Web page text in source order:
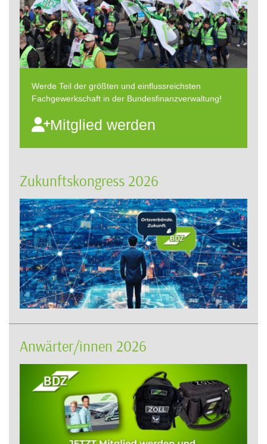
Werde Teil der größten und einflussreichsten
Fachgewerkschaft in der Bundesfinanzverwaltung!
Mitglied werden
Zukunftskongress 2026
Anwärter/innen 2026